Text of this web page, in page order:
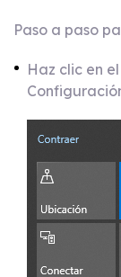
Paso a paso
Haz clic en